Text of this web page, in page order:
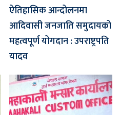
ऐतिहासिक आन्दोलनमा
आदिवासी जनजाति समुदायको
महत्वपूर्ण योगदान : उपराष्ट्रपति
यादव